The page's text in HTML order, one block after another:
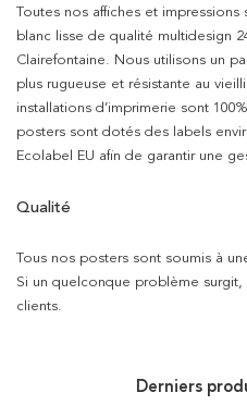
Toutes nos affiches et
blanc lisse de qualité multidesign
Clairefontaine. Nous utilisons un
plus rugueuse et résistante au
installations d’imprimerie sont
posters sont dotés des labels
Ecolabel EU afin de garantir une
Qualité
Tous nos posters sont soumis à
Si un quelconque problème
clients.
Derniers